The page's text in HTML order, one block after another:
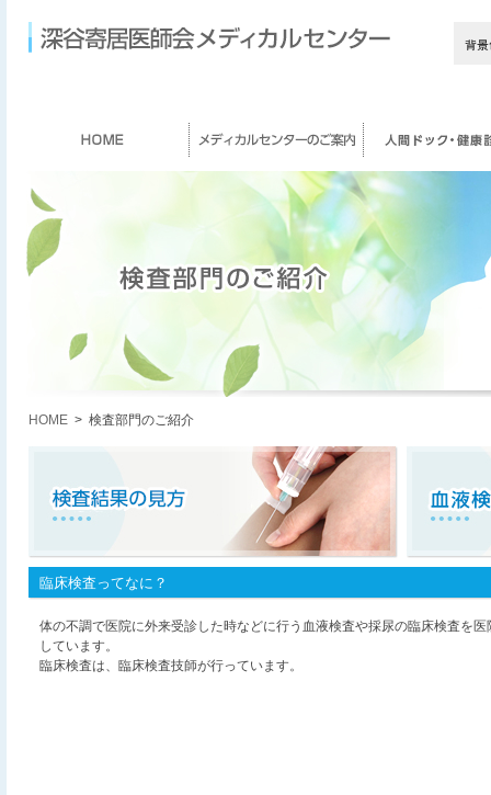
HOME> 検査部門のご紹介
臨床検査ってなに？
体の不調で医院に外来受診した時などに行う血液検査や採尿の臨床検査を
しています。
臨床検査は、臨床検査技師が行っています。